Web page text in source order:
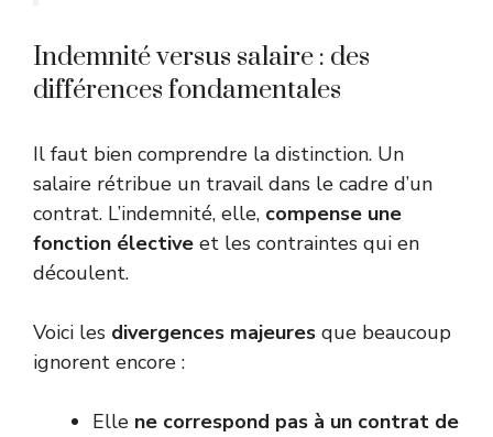
Indemnité versus salaire : des
différences fondamentales
Il faut bien comprendre la distinction. Un
salaire rétribue un travail dans le cadre d’un
contrat. L’indemnité, elle, compense une
fonction élective et les contraintes qui en
découlent.
Voici les divergences majeures que beaucoup
ignorent encore :
Elle ne correspond pas à un contrat de